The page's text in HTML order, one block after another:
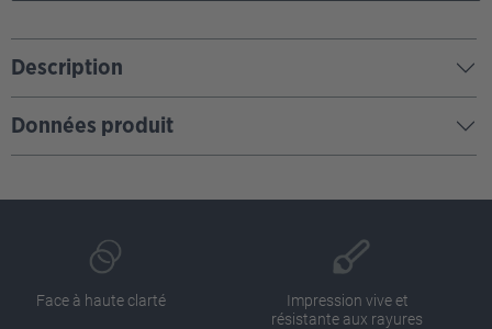
Description
Données produit
Face à haute clarté
Impression vive et
résistante aux rayures